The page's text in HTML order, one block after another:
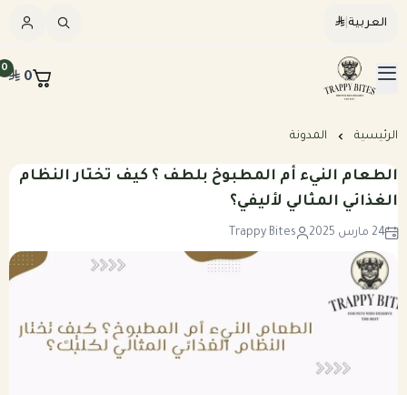
العربية|
Trappybites
0
0
القائمة الرئيسية
الرئيسيه
وجبات طبيعية مطبوخة للكلاب
وجبات طبيعية نيء للكلاب
قطط
عرض الكل
وجبات طبيعية مطبوخه للقطط
مكافآت طبيعية
المرق والمكملات
الرئيسية المدونة
الطعام النيء أم المطبوخ بلطف ؟ كيف تختار النظام
الغذائي المثالي لأليفي؟
24 مارس 2025 Trappy Bites